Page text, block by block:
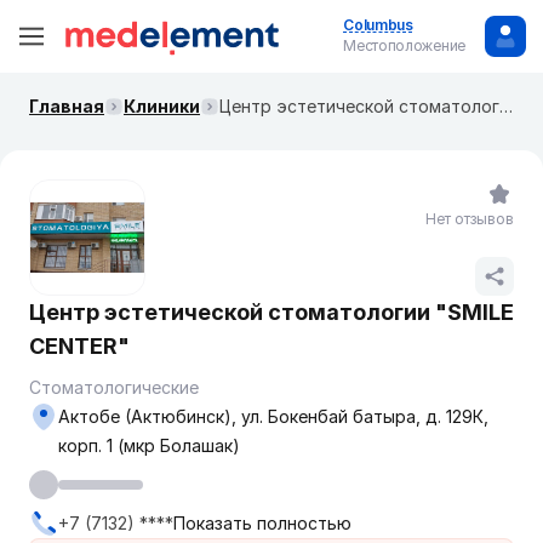
Columbus
Местоположение
Главная Клиники Центр эстетической стоматологии "SMILE CENTER"
Центр эстетической стоматологии "SMILE
CENTER"
Стоматологические
Актобе (Актюбинск), ул. Бокенбай батыра, д. 129К,
корп. 1 (мкр Болашак)
+7 (7132) ****Показать полностью
Нет отзывов